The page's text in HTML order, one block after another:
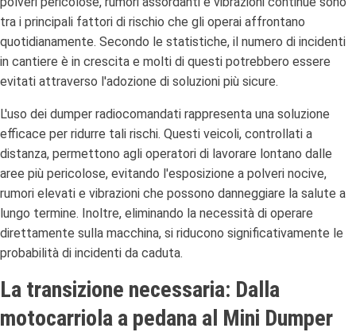
tra i principali fattori di rischio che gli operai affrontano
quotidianamente. Secondo le statistiche, il numero di incidenti
in cantiere è in crescita e molti di questi potrebbero essere
evitati attraverso l'adozione di soluzioni più sicure.
L'uso dei dumper radiocomandati rappresenta una soluzione
efficace per ridurre tali rischi. Questi veicoli, controllati a
distanza, permettono agli operatori di lavorare lontano dalle
aree più pericolose, evitando l'esposizione a polveri nocive,
rumori elevati e vibrazioni che possono danneggiare la salute a
lungo termine. Inoltre, eliminando la necessità di operare
direttamente sulla macchina, si riducono significativamente le
probabilità di incidenti da caduta.
La transizione necessaria: Dalla
motocarriola a pedana al Mini Dumper